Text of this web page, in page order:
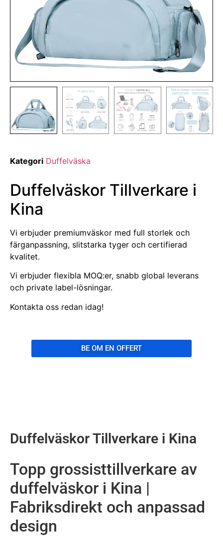
Kategori Duffelväska
Duffelväskor Tillverkare i
Kina
Vi erbjuder premiumväskor med full storlek och
färganpassning, slitstarka tyger och certifierad
kvalitet.
Vi erbjuder flexibla MOQ:er, snabb global leverans
och private label-lösningar.
Kontakta oss redan idag!
BE OM EN OFFERT
Duffelväskor Tillverkare i Kina
Topp grossisttillverkare av
duffelväskor i Kina |
Fabriksdirekt och anpassad
design